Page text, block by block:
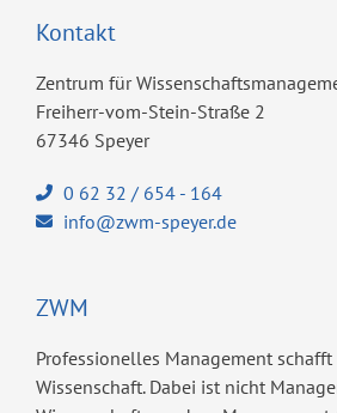
Kontakt
Zentrum für
Freiherr-vom-Stein-Straße 2
67346 Speyer
0 62 32 / 654 - 164
info@zwm-speyer.de
ZWM
Professionelles Management
Wissenschaft. Dabei ist nicht